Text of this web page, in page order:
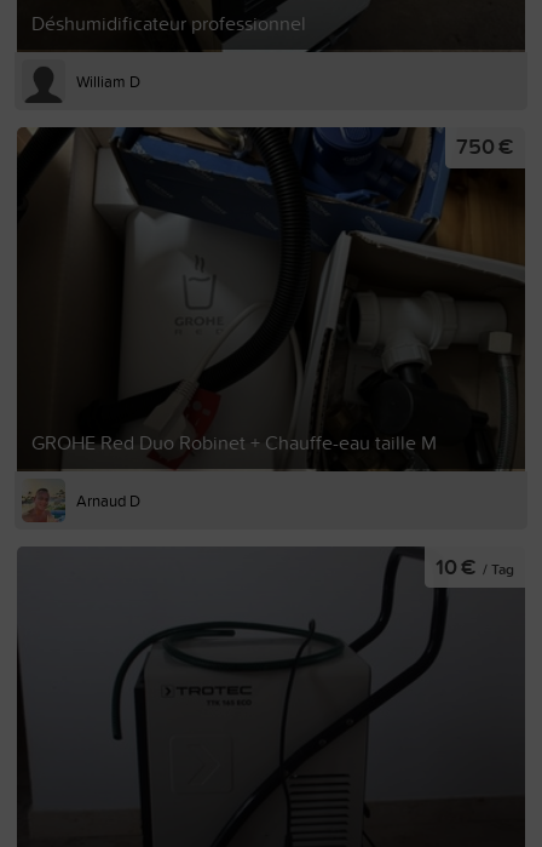
Déshumidificateur professionnel
William D
GROHE Red Duo Robinet + Chauffe-eau taille M
750 €
Arnaud D
10 € / Tag